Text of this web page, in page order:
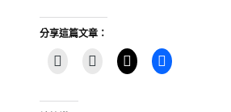
分享這篇文章：